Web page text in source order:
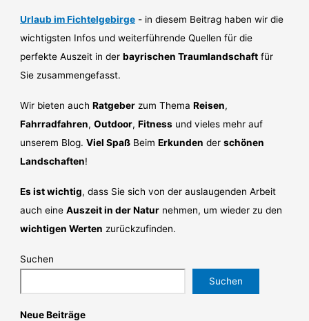
Urlaub im Fichtelgebirge - in diesem Beitrag haben wir die
wichtigsten Infos und weiterführende Quellen für die
perfekte Auszeit in derbayrischen Traumlandschaft für
Sie zusammengefasst.
Wir bieten auchRatgeber zum ThemaReisen,
Fahrradfahren,Outdoor,Fitness und vieles mehr auf
unserem Blog.Viel Spaß BeimErkunden derschönen
Landschaften!
Es ist wichtig, dass Sie sich von der auslaugenden Arbeit
auch eineAuszeit in der Natur nehmen, um wieder zu den
wichtigen Werten zurückzufinden.
Suchen
Suchen
Neue Beiträge